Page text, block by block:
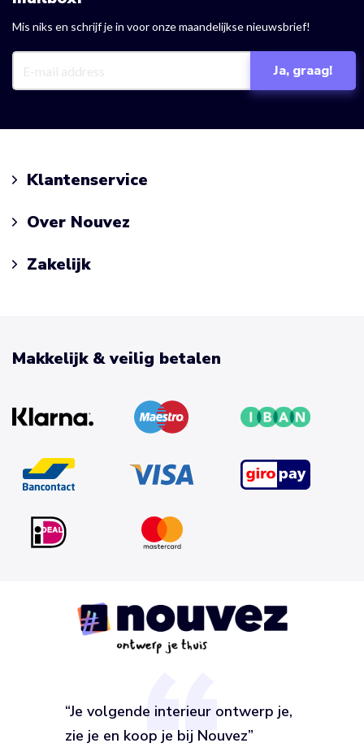
Mis niks en schrijf je in voor onze maandelijkse nieuwsbrief!
Klantenservice
Over Nouvez
Zakelijk
“Je volgende interieur ontwerp je,
zie je en koop je bij Nouvez”
Makkelijk & veilig betalen